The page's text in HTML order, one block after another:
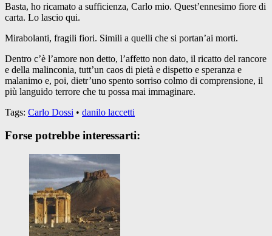
Basta, ho ricamato a sufficienza, Carlo mio. Quest’ennesimo fiore di
carta. Lo lascio qui.
Mirabolanti, fragili fiori. Simili a quelli che si portan’ai morti.
Dentro c’è l’amore non detto, l’affetto non dato, il ricatto del rancore
e della malinconia, tutt’un caos di pietà e dispetto e speranza e
malanimo e, poi, dietr’uno spento sorriso colmo di comprensione, il
più languido terrore che tu possa mai immaginare.
Tags: Carlo Dossi • danilo laccetti
Forse potrebbe interessarti: